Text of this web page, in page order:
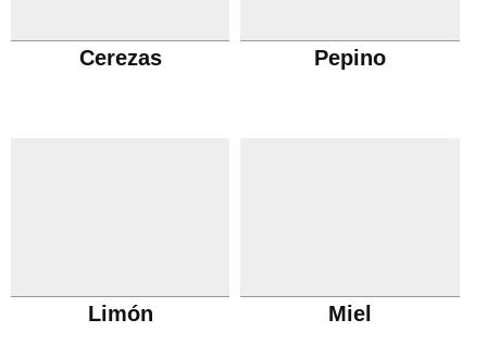
Cerezas Pepino
Limón Miel